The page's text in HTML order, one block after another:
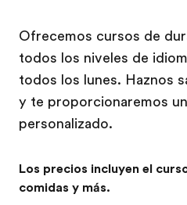
Quiénes somos
Trabajos
Únete al equipo
Ofrecemos cursos de
todos los niveles de
todos los lunes. Haznos
y te proporcionaremos
personalizado.
Los precios incluyen el
comidas y más.